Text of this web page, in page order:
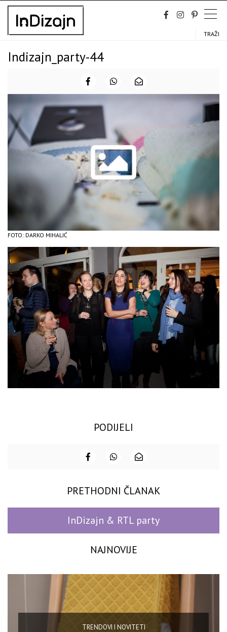
Skip
content
TRAŽI
Indizajn_party-44
FOTO: DARKO MIHALIĆ
PODIJELI
PRETHODNI ČLANAK
InDizajn & RTL party
NAJNOVIJE
TRENDOVI I NOVITETI